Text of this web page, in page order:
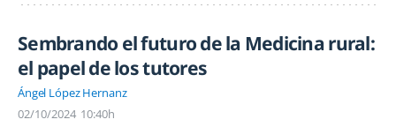
Sembrando el futuro de la Medicina rural:
el papel de los tutores
Ángel López Hernanz
02/10/2024 10:40h